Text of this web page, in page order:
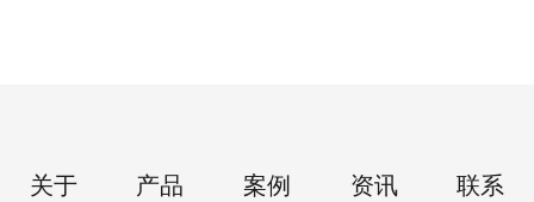
关于 产品 案例 资讯 联系